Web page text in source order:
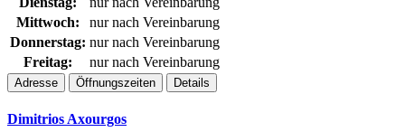
Mittwoch:
nur nach Vereinbarung
Donnerstag: nur nach Vereinbarung
Freitag:
nur nach Vereinbarung
Adresse Öffnungszeiten Details
Dimitrios Axourgos